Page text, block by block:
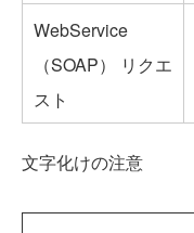
WebService
（SOAP） リクエ
スト
文字化けの注意